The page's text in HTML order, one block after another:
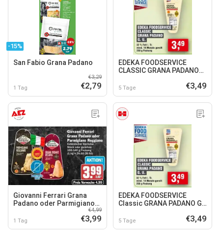
-15%
San Fabio Grana Padano
1 Tag
€3,29
€2,79
EDEKA FOODSERVICE
CLASSIC GRANA PADANO
5 Tage €3,49
Giovanni Ferrari Grana
Padano oder Parmigiano
1 Tag
€4,99
€3,99
EDEKA FOODSERVICE
Classic GRANA PADANO G.
5 Tage €3,49